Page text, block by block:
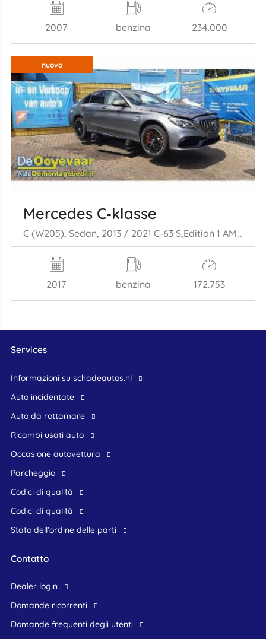
2007 benzina 234.000
nuovo
Mercedes C‑klasse
C (W205), Sedan, 2013 / 2021 C-63 S,Edition 1 AMG 4.0 V8 Biturbo
2017 benzina 172.753
Services
Informazioni su schadeautos.nl
Auto incidentate
Auto da rottamare
Ricambi usati auto
occasione autovettura
Parcheggio
Codici di qualità
Codici di qualità
Stato dell'ordine delle parti
Contatto
dealer login
domande ricorrenti
domande frequenti degli utenti